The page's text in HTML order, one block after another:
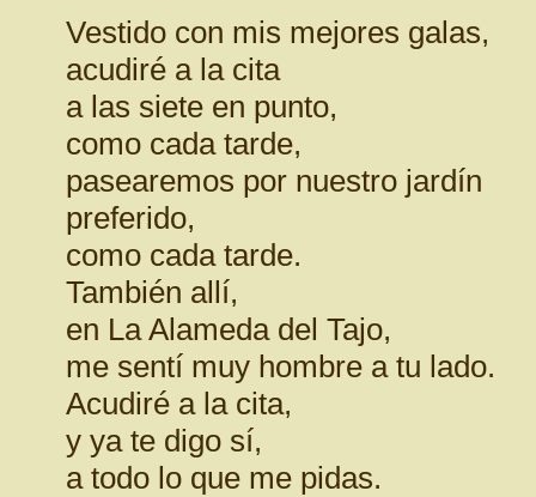
Vestido con mis mejores galas,
acudiré a la cita
a las siete en punto,
como cada tarde,
pasearemos por nuestro jardín
preferido,
como cada tarde.
También allí,
en La Alameda del Tajo,
me sentí muy hombre a tu lado.
Acudiré a la cita,
y ya te digo sí,
a todo lo que me pidas.